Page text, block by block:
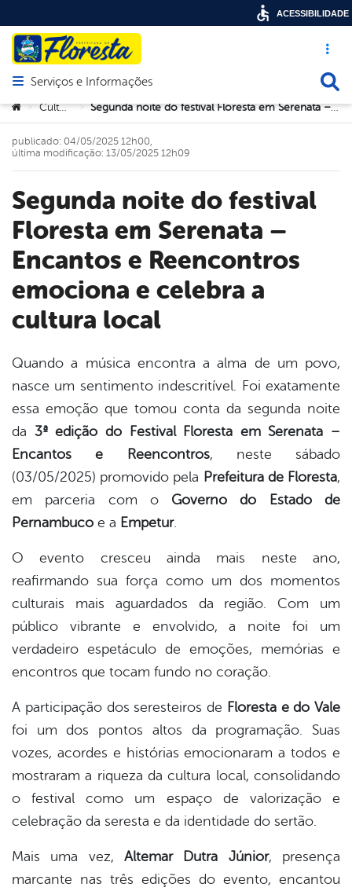
Acesso
Abrir menu principal de navegação
Serviços e Informações
Você está aqui:
> Cultura > Segunda noite do festival Floresta em Serenata – Encantos e Reencontros emociona e celebra a cultura local
Segunda noite do festival
Floresta em Serenata –
Encantos e Reencontros
emociona e celebra a
cultura local
publicado: 04/05/2025 12h00,
última modificação: 13/05/2025 12h09
Quando a música encontra a alma de um povo,
nasce um sentimento indescritível. Foi exatamente
essa emoção que tomou conta da segunda noite
da 3ª edição do Festival Floresta em Serenata –
Encantos e Reencontros, neste sábado
(03/05/2025) promovido pela Prefeitura de Floresta,
em parceria com o Governo do Estado de
Pernambuco e a Empetur.
O evento cresceu ainda mais neste ano,
reafirmando sua força como um dos momentos
culturais mais aguardados da região. Com um
público vibrante e envolvido, a noite foi um
verdadeiro espetáculo de emoções, memórias e
encontros que tocam fundo no coração.
A participação dos seresteiros de Floresta e do Vale
foi um dos pontos altos da programação. Suas
vozes, acordes e histórias emocionaram a todos e
mostraram a riqueza da cultura local, consolidando
o festival como um espaço de valorização e
celebração da seresta e da identidade do sertão.
Mais uma vez, Altemar Dutra Júnior, presença
marcante nas três edições do evento, encantou
ACESSIBILIDADE